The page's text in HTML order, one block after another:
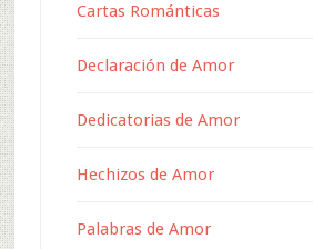
Cartas Románticas
Declaración de Amor
Dedicatorias de Amor
Hechizos de Amor
Palabras de Amor